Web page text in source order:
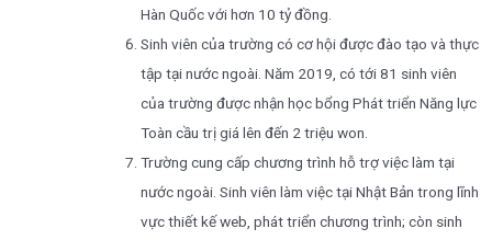
Hàn Quốc với hơn 10 tỷ đồng.
Sinh viên của trường có cơ hội được đào tạo và thực
tập tại nước ngoài. Năm 2019, có tới 81 sinh viên
của trường được nhận học bổng Phát triển Năng lực
Toàn cầu trị giá lên đến 2 triệu won.
Trường cung cấp chương trình hỗ trợ việc làm tại
nước ngoài. Sinh viên làm việc tại Nhật Bản trong lĩnh
vực thiết kế web, phát triển chương trình; còn sinh